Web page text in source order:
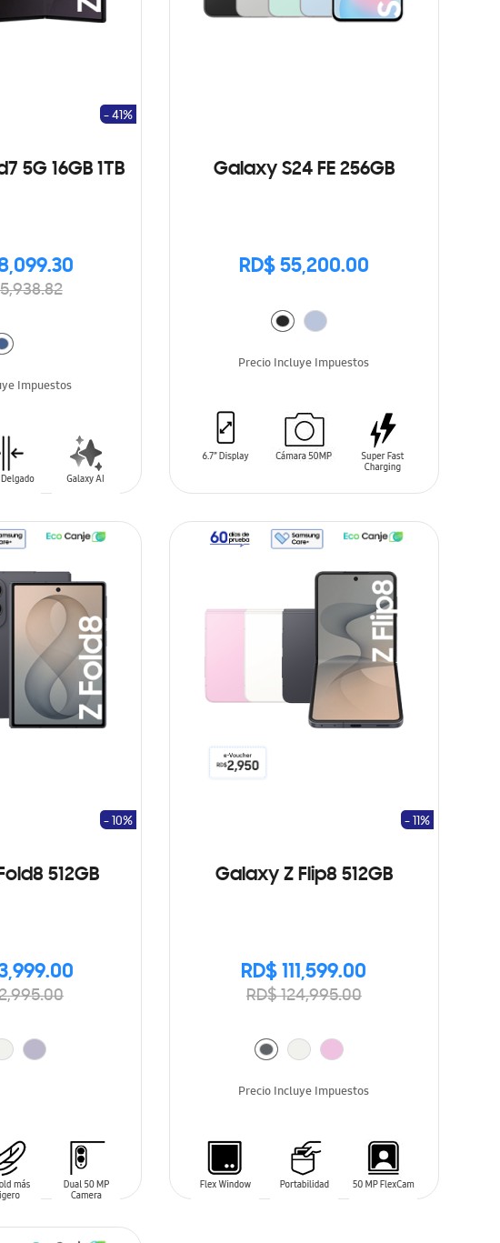
5G 16GB 1TB
- 41%
Impuestos
Galaxy S24 FE 256GB
RD$ 55,200.00
Precio Incluye Impuestos
AÑADIR AL CARRITO
512GB
- 10%
Galaxy Z Flip8 512GB
RD$ 111,599.00
RD$ 124,995.00
- 11%
Precio Incluye Impuestos